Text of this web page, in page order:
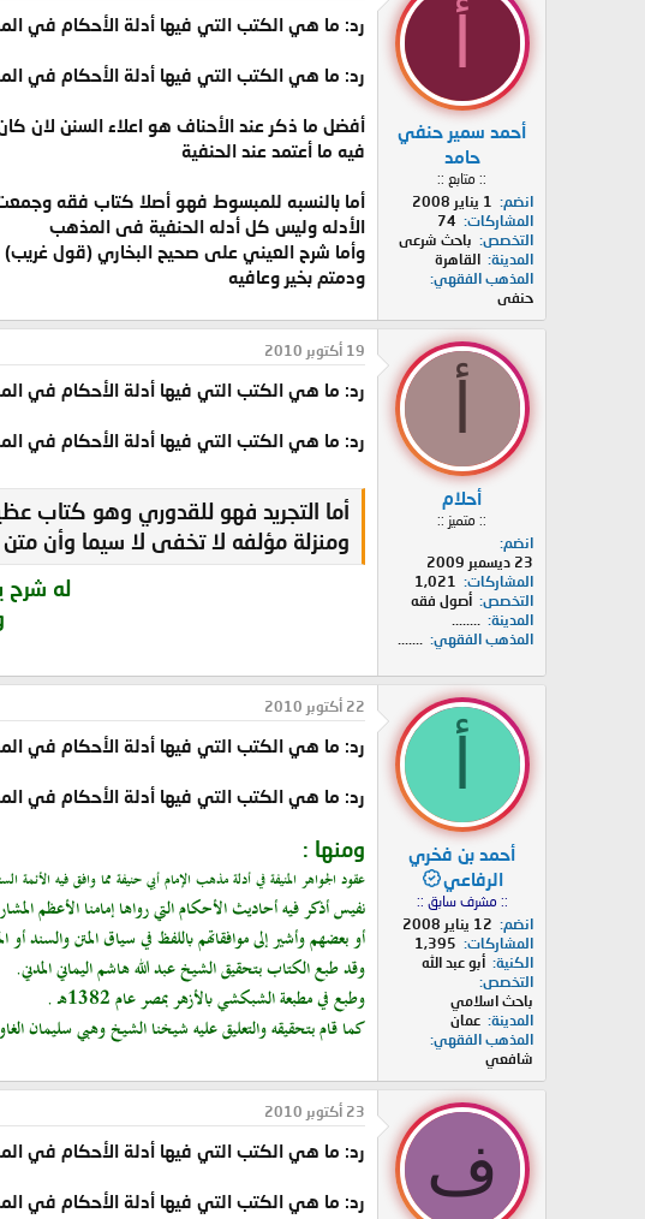
أحمد سمير حنفي
حامد
:: متابع ::
انضم
1 يناير 2008
المشاركات
74
التخصص
باحث شرعى
المدينة القاهرة
المذهب الفقهي
حنفى
رد: ما هي الكتب التي فيها أدلة الأحكام في
رد: ما هي الكتب التي فيها أدلة الأحكام في
أفضل ما ذكر عند الأحناف هو اعلاء السنن لان
فيه ما أعتمد عند الحنفية
أما بالنسبه للمبسوط فهو أصلا كتاب فقه وجمعت
الأدله وليس كل أدله الحنفية فى المذهب
وأما شرح العيني على صحيح البخاري (قول غريب)
ودمتم بخير وعافيه
أحلام
:: متميز ::
انضم
23 ديسمبر 2009
المشاركات
1,021
التخصص أصول فقه
المدينة
المذهب الفقهي
19 أكتوبر 2010
رد: ما هي الكتب التي فيها أدلة الأحكام في
رد: ما هي الكتب التي فيها أدلة الأحكام في
أما التجريد فهو للقدوري وهو كتاب
ومنزلة مؤلفه لا تخفى لا سيما وأن
له
أحمد بن فخري
الرفاعي
:: مشرف سابق ::
انضم
12 يناير 2008
المشاركات
1,395
الكنية أبو عبد الله
التخصص
باحث اسلامي
المدينة عمان
المذهب الفقهي
شافعي
22 أكتوبر 2010
رد: ما هي الكتب التي فيها أدلة الأحكام في
رد: ما هي الكتب التي فيها أدلة الأحكام في
ومنها :
عقود الجواهر المنيفة في أدلة مذهب الإمام أبي حنيفة مما وافق فيه
نفيس أذكر فيه أحاديث الأحكام التي رواها إمامنا الأعظم
أو بعضهم وأشير إلى موافقاتهم باللفظ في سياق المتن والسند
وقد طبع الكتاب بتحقيق الشيخ عبد الله هاشم اليماني المدني.
وطبع في مطبعة الشبكشي بالأزهر بمصر عام 1382هـ .
كما قام بتحقيقه والتعليق عليه شيخنا الشيخ وهبي سليمان الغاوجي
ف
23 أكتوبر 2010
رد: ما هي الكتب التي فيها أدلة الأحكام في
رد: ما هي الكتب التي فيها أدلة الأحكام في